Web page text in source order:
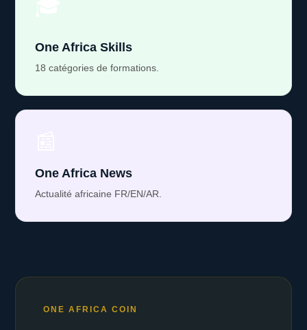
One Africa Skills
18 catégories de formations.
One Africa News
Actualité africaine FR/EN/AR.
ONE AFRICA COIN